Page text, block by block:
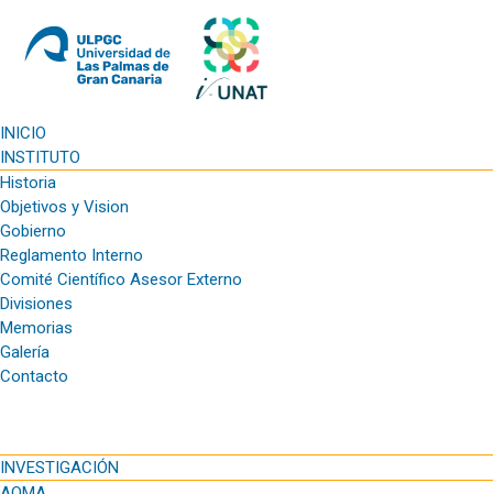
INICIO
INSTITUTO
Historia
Objetivos y Vision
Gobierno
Reglamento Interno
Comité Científico Asesor Externo
Divisiones
Memorias
Galería
Contacto
INVESTIGACIÓN
Noticias y
Eventos